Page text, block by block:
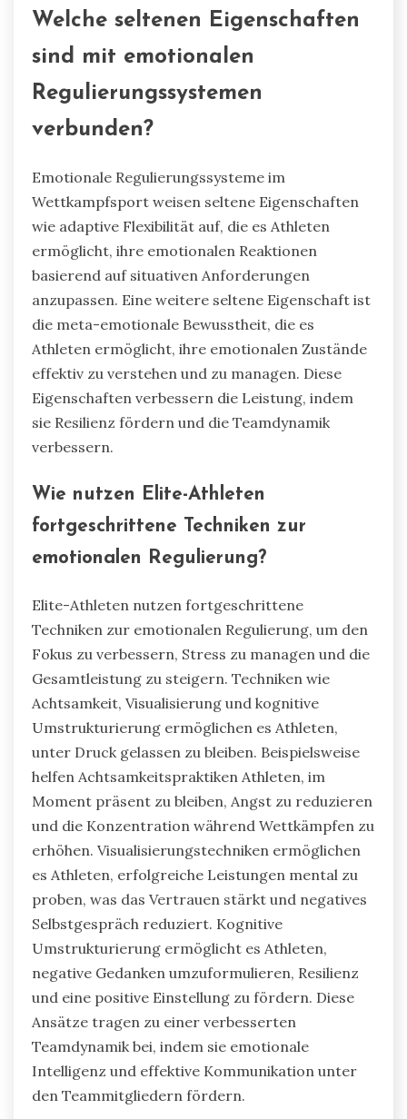
Welche seltenen Eigenschaften
sind mit emotionalen
Regulierungssystemen
verbunden?
Emotionale Regulierungssysteme im
Wettkampfsport weisen seltene Eigenschaften
wie adaptive Flexibilität auf, die es Athleten
ermöglicht, ihre emotionalen Reaktionen
basierend auf situativen Anforderungen
anzupassen. Eine weitere seltene Eigenschaft ist
die meta-emotionale Bewusstheit, die es
Athleten ermöglicht, ihre emotionalen Zustände
effektiv zu verstehen und zu managen. Diese
Eigenschaften verbessern die Leistung, indem
sie Resilienz fördern und die Teamdynamik
verbessern.
Wie nutzen Elite-Athleten
fortgeschrittene Techniken zur
emotionalen Regulierung?
Elite-Athleten nutzen fortgeschrittene
Techniken zur emotionalen Regulierung, um den
Fokus zu verbessern, Stress zu managen und die
Gesamtleistung zu steigern. Techniken wie
Achtsamkeit, Visualisierung und kognitive
Umstrukturierung ermöglichen es Athleten,
unter Druck gelassen zu bleiben. Beispielsweise
helfen Achtsamkeitspraktiken Athleten, im
Moment präsent zu bleiben, Angst zu reduzieren
und die Konzentration während Wettkämpfen zu
erhöhen. Visualisierungstechniken ermöglichen
es Athleten, erfolgreiche Leistungen mental zu
proben, was das Vertrauen stärkt und negatives
Selbstgespräch reduziert. Kognitive
Umstrukturierung ermöglicht es Athleten,
negative Gedanken umzuformulieren, Resilienz
und eine positive Einstellung zu fördern. Diese
Ansätze tragen zu einer verbesserten
Teamdynamik bei, indem sie emotionale
Intelligenz und effektive Kommunikation unter
den Teammitgliedern fördern.